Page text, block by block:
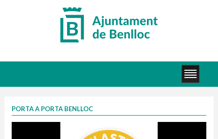
PORTA A PORTA BENLLOC